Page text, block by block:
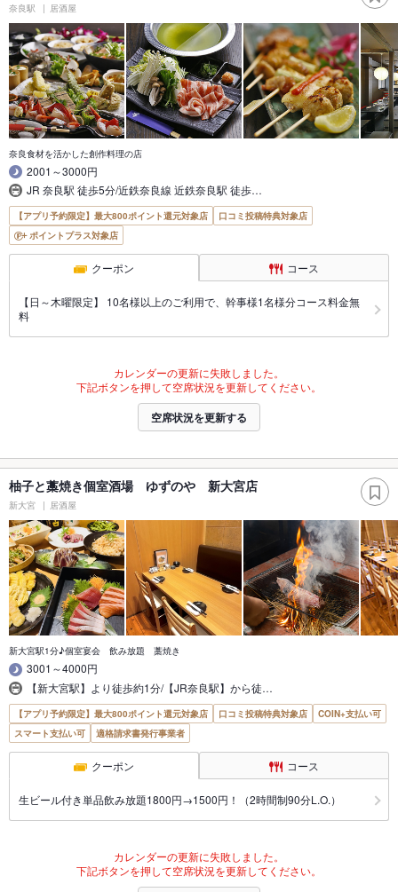
奈良駅 居酒屋
奈良食材を活かした創作料理の店
2001～3000円
JR 奈良駅 徒歩5分/近鉄奈良線 近鉄奈良駅 徒歩…
【アプリ予約限定】最大800ポイント還元対象店
口コミ投稿特典対象店
ポイントプラス対象店
クーポン コース
【日～木曜限定】 10名様以上のご利用で、幹事様1名様分コース料金無
料
カレンダーの更新に失敗しました。
下記ボタンを押して空席状況を更新してください。
空席状況を更新する
柚子と藁焼き個室酒場 ゆずのや 新大宮店
新大宮 居酒屋
新大宮駅1分♪個室宴会 飲み放題 藁焼き
3001～4000円
【新大宮駅】より徒歩約1分/【JR奈良駅】から徒…
【アプリ予約限定】最大800ポイント還元対象店 口コミ投稿特典対象店
COIN+支払い可
スマート支払い可
適格請求書発行事業者
クーポン コース
生ビール付き単品飲み放題1800円→1500円！（2時間制90分L.O.）
カレンダーの更新に失敗しました。
下記ボタンを押して空席状況を更新してください。